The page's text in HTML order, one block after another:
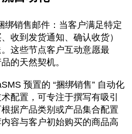
绑销售邮件：当客户满足特定
收到发货通知、确认收货）
这些节点客户互动意愿最
的天然契机。
预置的 “捆绑销售” 自动化
配置，可专注于撰写有吸引
据产品类别或产品集合配置
容与客户初始购买的商品高